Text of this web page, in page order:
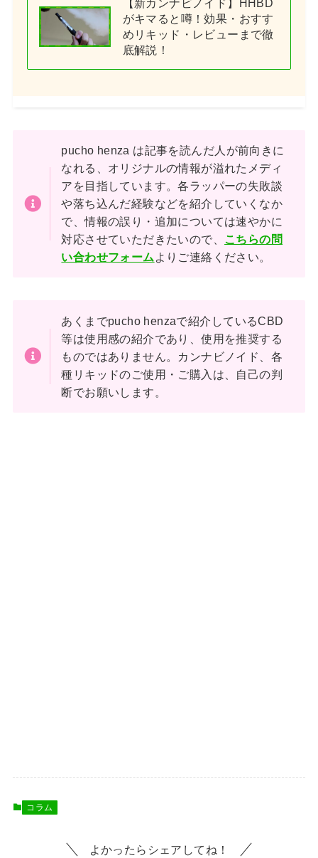
【新カンナビノイド】HHBD
がキマると噂！効果・おすす
めリキッド・レビューまで徹
底解説！
pucho henza は記事を読んだ人が前向きに
なれる、オリジナルの情報が溢れたメディ
アを目指しています。各ラッパーの失敗談
や落ち込んだ経験などを紹介していくなか
で、情報の誤り・追加については速やかに
対応させていただきたいので、 こちらの問
い合わせフォーム よりご連絡ください。
あくまでpucho henzaで紹介しているCBD
等は使用感の紹介であり、使用を推奨する
ものではありません。カンナビノイド、各
種リキッドのご使用・ご購入は、自己の判
断でお願いします。
コラム
よかったらシェアしてね！